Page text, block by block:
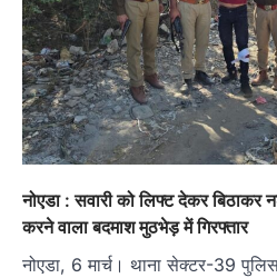
नोएडा : सवारी को लिफ्ट देकर बिठाकर
करने वाला बदमाश मुठभेड़ में गिरफ्तार
नोएडा, 6 मार्च। थाना सेक्टर-39